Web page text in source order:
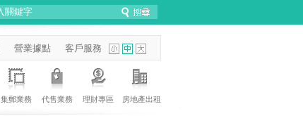
營業據點 客戶服務
集郵業務 代售業務 理財專區 房地產出租